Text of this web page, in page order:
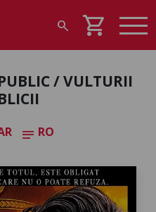
search shopping_cart
/ VULTURII
notes RO